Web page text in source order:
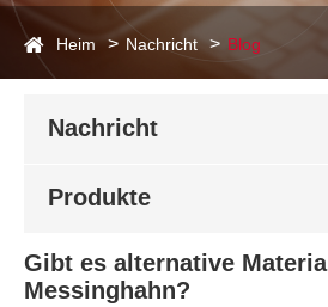
Heim Nachricht Blog
Nachricht
Produkte
Gibt es alternative
Messinghahn?